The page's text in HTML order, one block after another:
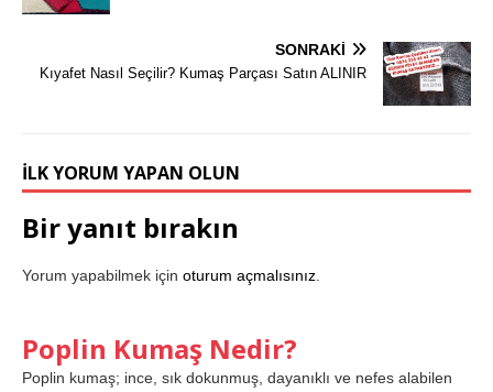
SONRAKI
Kıyafet Nasıl Seçilir? Kumaş Parçası Satın ALINIR
İLK YORUM YAPAN OLUN
Bir yanıt bırakın
Yorum yapabilmek için oturum açmalısınız
Poplin Kumaş Nedir?
Poplin kumaş; ince, sık dokunmuş, dayanıklı ve nefes alabilen